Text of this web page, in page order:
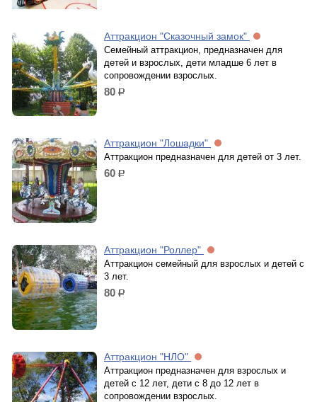
Аттракцион "Сказочный замок"
Семейный аттракцион, предназначен для
детей и взрослых, дети младше 6 лет в
сопровождении взрослых.
80 р.
Аттракцион "Лошадки"
Аттракцион предназначен для детей от 3 лет.
60 р.
Аттракцион "Роллер"
Аттракцион семейный для взрослых и детей с
3 лет.
80 р.
Аттракцион "НЛО"
Аттракцион предназначен для взрослых и
детей с 12 лет, дети с 8 до 12 лет в
сопровождении взрослых.